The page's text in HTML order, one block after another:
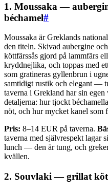
1. Moussaka —
béchamel#
Moussaka är Greklands
den titeln. Skivad aubergine
köttfärssås gjord på lammfärs
kryddnejlika, och toppas med
som gratineras gyllenbrun i
samtidigt rustik och elegant —
taverna i Grekland har sin
detaljerna: hur tjockt
nöt, och hur mycket kanel som
Pris: 8–14 EUR på taverna.
taverna med självrespekt lagar
lunch — den är tung, och
kvällen.
2. Souvlaki — grillat